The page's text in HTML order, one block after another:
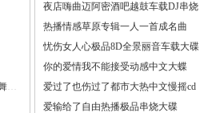
强劲低音炮-IK123推荐真正的慢摇跳舞大碟
夜店嗨曲迈阿密酒吧越鼓车载DJ串烧
热播情感草原专辑一人一首成名曲
忧伤女人心极品8D全景丽音车载大碟
你的爱情我不能接受动感中文大蝶
爱过了也伤过了都市大热中文慢摇cd
爱输给了自由热播极品串烧大碟